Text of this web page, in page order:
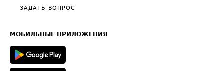
Общие положения
Полезное по перевозкам
Техническая информация
ЗАДАТЬ ВОПРОС
МОБИЛЬНЫЕ ПРИЛОЖЕНИЯ